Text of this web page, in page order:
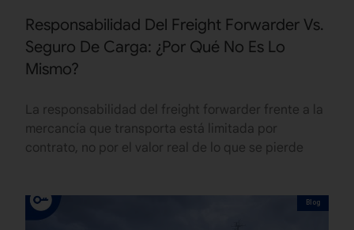
Responsabilidad Del Freight Forwarder Vs.
Seguro De Carga: ¿Por Qué No Es Lo
Mismo?
La responsabilidad del freight forwarder frente a la
mercancía que transporta está limitada por
contrato, no por el valor real de lo que se pierde
Blog